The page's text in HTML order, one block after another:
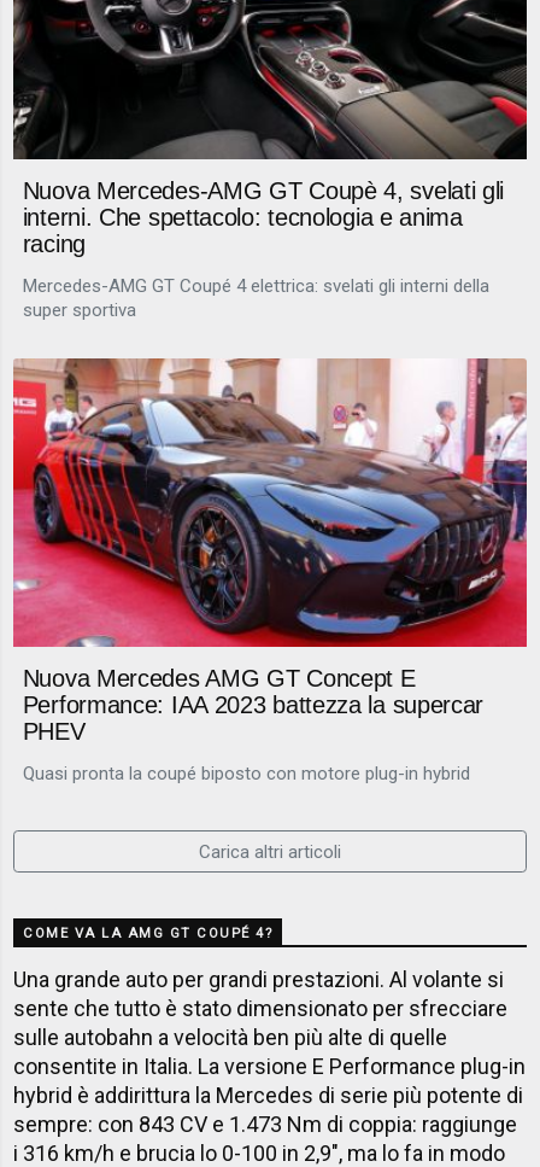
Nuova Mercedes-AMG GT Coupè 4, svelati gli
interni. Che spettacolo: tecnologia e anima
racing
Mercedes-AMG GT Coupé 4 elettrica: svelati gli interni della
super sportiva
Nuova Mercedes AMG GT Concept E
Performance: IAA 2023 battezza la supercar
PHEV
Quasi pronta la coupé biposto con motore plug-in hybrid
Carica altri articoli
COME VA LA AMG GT COUPÉ 4?
Una grande auto per grandi prestazioni. Al volante si
sente che tutto è stato dimensionato per sfrecciare
sulle autobahn a velocità ben più alte di quelle
consentite in Italia. La versione E Performance plug-in
hybrid è addirittura la Mercedes di serie più potente di
sempre: con 843 CV e 1.473 Nm di coppia: raggiunge
i 316 km/h e brucia lo 0-100 in 2,9", ma lo fa in modo